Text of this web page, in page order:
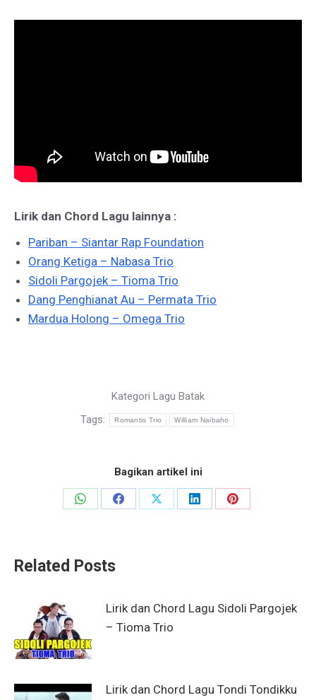
Lirik dan Chord Lagu lainnya :
Pariban – Siantar Rap Foundation
Orang Ketiga – Nabasa Trio
Sidoli Pargojek – Tioma Trio
Dang Penghianat Au – Permata Trio
Mardua Holong – Omega Trio
Kategori Lagu Batak
Tags:
Romantis Trio William Naibaho
Bagikan artikel ini
Share
Share
Share
Share
Share
Related Posts
Lirik dan Chord Lagu Sidoli Pargojek
– Tioma Trio
Lirik dan Chord Lagu Tondi Tondikku